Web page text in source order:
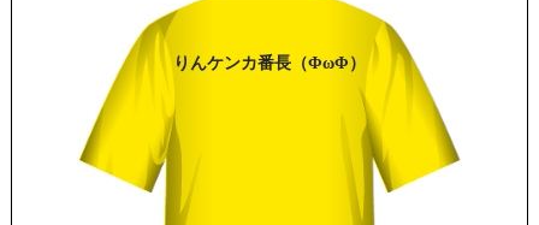
りんケンカ番長 （ΦωΦ）